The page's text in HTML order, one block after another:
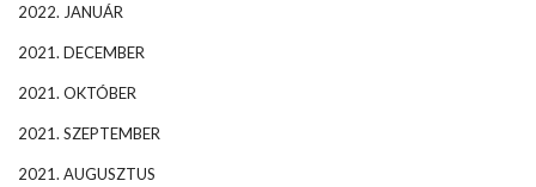
2022. JANUÁR
2021. DECEMBER
2021. OKTÓBER
2021. SZEPTEMBER
2021. AUGUSZTUS